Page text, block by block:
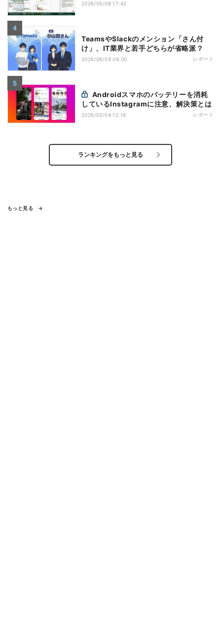
2026/05/08 17:42
TeamsやSlackのメンション「さん付
け」、IT業界と若手どちらが省略派？
2026/06/09 08:00 レポート
しているInstagramに注意、解決策とは
2026/03/04 12:16 レポート
ランキングをもっと見る
もっと見る